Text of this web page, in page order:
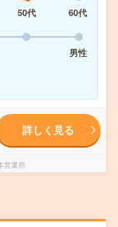
50代
60代
男性
詳しく見る
営業所